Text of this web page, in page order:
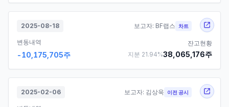
2025-08-18 보고자: BF랩스 차트
변동내역
-10,175,705주
잔고현황
지분 21.94%38,065,176주
2025-02-06 보고자: 김상욱 이전 공시